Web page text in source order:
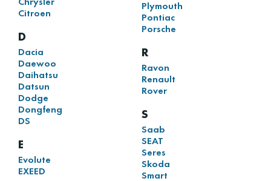
Citroen
D
Dacia
Daewoo
Daihatsu
Datsun
Dodge
Dongfeng
DS
E
Evolute
EXEED
Plymouth
Pontiac
Porsche
R
Ravon
Renault
Rover
S
Saab
SEAT
Seres
Skoda
Smart